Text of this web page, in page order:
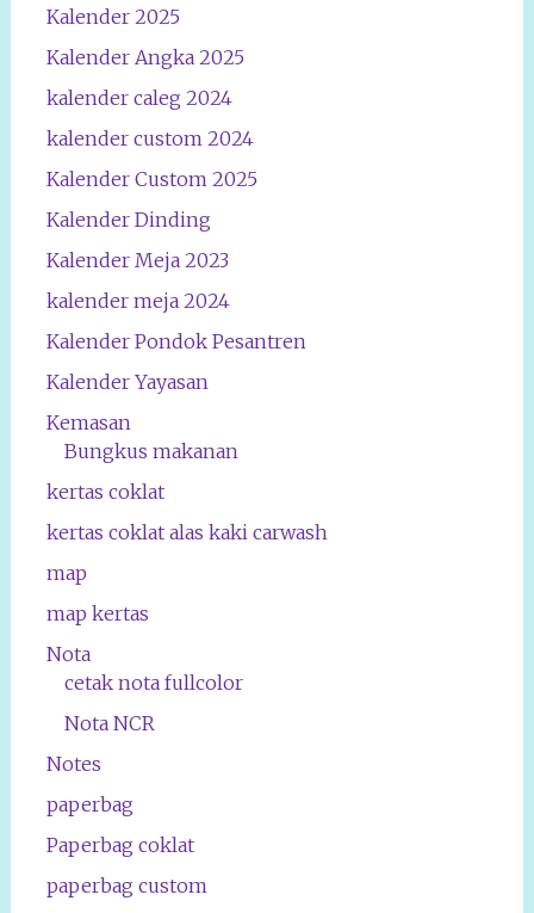
Kalender 2025
Kalender Angka 2025
kalender caleg 2024
kalender custom 2024
Kalender Custom 2025
Kalender Dinding
Kalender Meja 2023
kalender meja 2024
Kalender Pondok Pesantren
Kalender Yayasan
Kemasan
Bungkus makanan
kertas coklat
kertas coklat alas kaki carwash
map
map kertas
Nota
cetak nota fullcolor
Nota NCR
Notes
paperbag
Paperbag coklat
paperbag custom